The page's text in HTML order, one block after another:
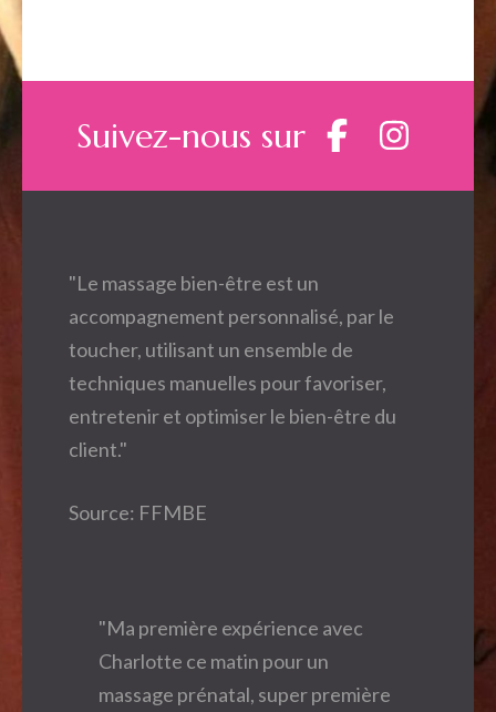
Suivez-nous sur
"Le massage bien-être est un
accompagnement personnalisé, par le
toucher, utilisant un ensemble de
techniques manuelles pour favoriser,
entretenir et optimiser le bien-être du
client."
Source: FFMBE
"Ma première expérience avec
Charlotte ce matin pour un
massage prénatal, super première